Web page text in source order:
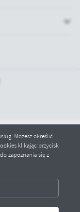
Możesz określić
klikając przycisk
zapoznania się z
generacji